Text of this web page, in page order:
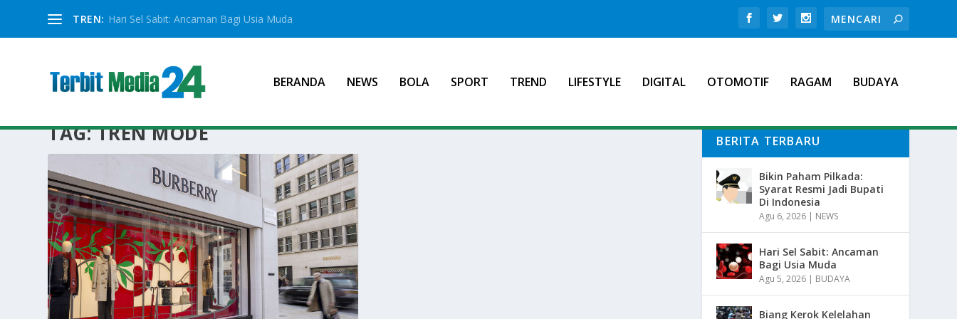
TREN: Hari Sel Sabit: Ancaman Bagi Usia Muda
BERANDA NEWS BOLA SPORT TREND LIFESTYLE DIGITAL OTOMOTIF RAGAM BUDAYA
TAG:TREN MODE BERITA TERBARU
Bikin Paham Pilkada:
Syarat Resmi Jadi Bupati
Di Indonesia
Agu 6, 2026 | NEWS
Hari Sel Sabit: Ancaman
Bagi Usia Muda
Agu 5, 2026 | BUDAYA
Biang Kerok Kelelahan